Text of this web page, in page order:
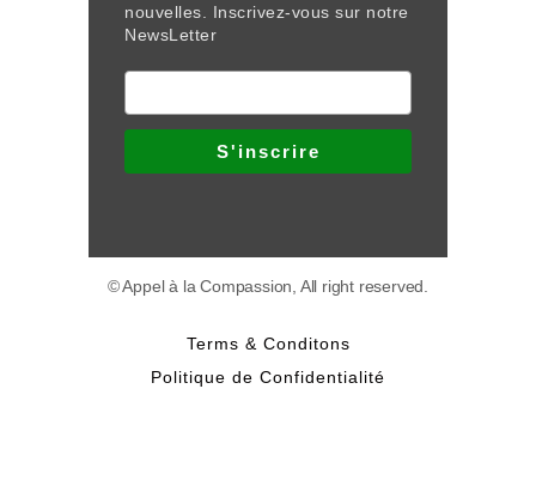
nouvelles. Inscrivez-vous sur notre
NewsLetter
© Appel à la Compassion, All right reserved.
Terms & Conditons
Politique de Confidentialité